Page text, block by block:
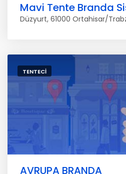
Mavi Tente Branda
Düzyurt, 61000 Ortahisar/
TENTECI
AVRUPA BRANDA